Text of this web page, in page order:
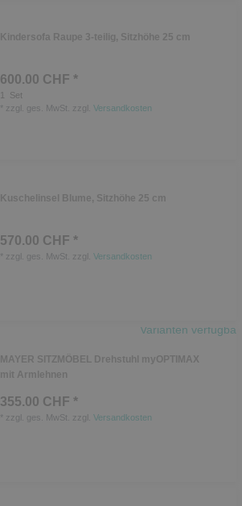
Kindersofa Raupe 3-teilig, Sitzhöhe 25 cm
600.00 CHF *
1
Set
zzgl. ges. MwSt. zzgl. Versandkosten
Kuschelinsel Blume, Sitzhöhe 25 cm
570.00 CHF *
zzgl. ges. MwSt. zzgl. Versandkosten
Varianten verfügbar
MAYER SITZMÖBEL Drehstuhl myOPTIMAX
mit Armlehnen
355.00 CHF *
zzgl. ges. MwSt. zzgl. Versandkosten